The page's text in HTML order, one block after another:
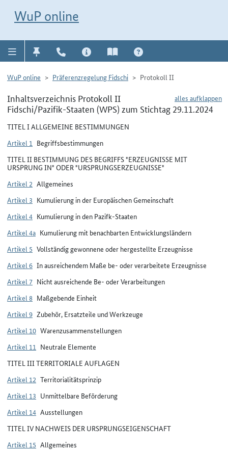
WuP online
WuP online Präferenzregelung Fidschi Protokoll II
alles aufklappen
Inhaltsverzeichnis Protokoll II
Fidschi/Pazifik-Staaten (WPS) zum Stichtag 29.11.2024
TITEL I ALLGEMEINE BESTIMMUNGEN
Artikel 1 Begriffsbestimmungen
TITEL II BESTIMMUNG DES BEGRIFFS "ERZEUGNISSE MIT
URSPRUNG IN" ODER "URSPRUNGSERZEUGNISSE"
Artikel 2 Allgemeines
Artikel 3 Kumulierung in der Europäischen Gemeinschaft
Artikel 4 Kumulierung in den Pazifk-Staaten
Artikel 4a Kumulierung mit benachbarten Entwicklungsländern
Artikel 5 Vollständig gewonnene oder hergestellte Erzeugnisse
Artikel 6 In ausreichendem Maße be- oder verarbeitete Erzeugnisse
Artikel 7 Nicht ausreichende Be- oder Verarbeitungen
Artikel 8 Maßgebende Einheit
Artikel 9 Zubehör, Ersatzteile und Werkzeuge
Artikel 10 Warenzusammenstellungen
Artikel 11 Neutrale Elemente
TITEL III TERRITORIALE AUFLAGEN
Artikel 12 Territorialitätsprinzip
Artikel 13 Unmittelbare Beförderung
Artikel 14 Ausstellungen
TITEL IV NACHWEIS DER URSPRUNGSEIGENSCHAFT
Artikel 15 Allgemeines